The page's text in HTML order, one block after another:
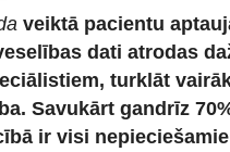
veiktā pacientu
dati atrodas
turklāt
Savukārt gandrīz
ir visi